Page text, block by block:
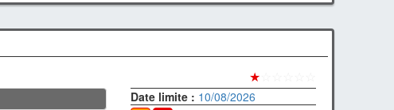
★
Date limite : 10/08/2026